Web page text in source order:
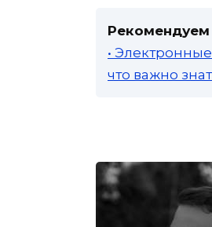
Рекомендуем
•
что важно